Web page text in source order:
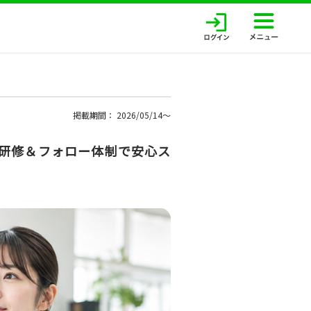
掲載期間： 2026/05/14〜
＆フォロー体制で安心ス